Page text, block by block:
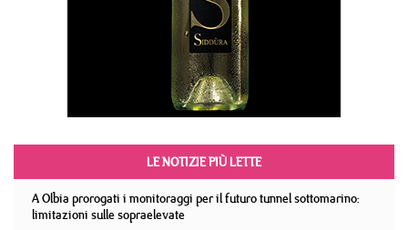
LE NOTIZIE PIÙ LETTE
A Olbia prorogati i monitoraggi per il futuro tunnel sottomarino:
limitazioni sulle sopraelevate